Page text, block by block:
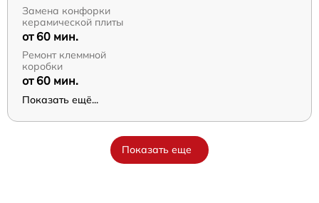
Замена конфорки
керамической плиты
от 60 мин.
Ремонт клеммной
коробки
от 60 мин.
Показать ещё...
Показать еще